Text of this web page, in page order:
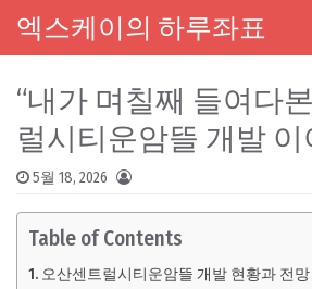
Skip to content
Main Navigation
엑스케이의 하루좌표
“내가 며칠째 들여다
럴시티운암뜰 개발 이
5월 18, 2026
Table of Contents
오산센트럴시티운암뜰 개발 현황과 전망